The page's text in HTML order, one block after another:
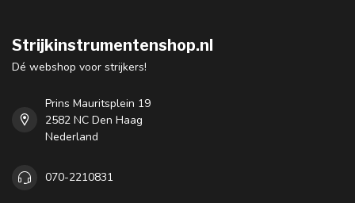
Strijkinstrumentenshop.nl
Dé webshop voor strijkers!
Prins Mauritsplein 19
2582 NC Den Haag
Nederland
070-2210831